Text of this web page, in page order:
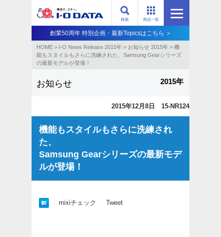
商品一覧
検索
創業50周年 特別企画・最新Topicsはこちら ＞
HOME > I-O News Release 2015年 > お知らせ 2015年 > 機
能もスタイルもさらに洗練された、Samsung Gearシリーズ
の最新モデルが登場！
お知らせ 2015年
2015年12月8日 15-NR124
機能もスタイルもさらに洗練され
た、
Samsung Gearシリーズの最新モデ
ルが登場！
mixiチェック Tweet